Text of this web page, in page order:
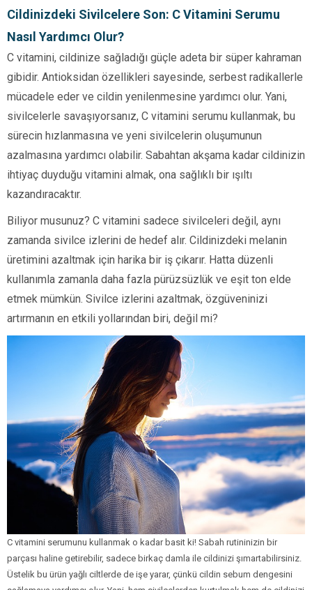
Cildinizdeki Sivilcelere Son: C Vitamini Serumu
Nasıl Yardımcı Olur?
C vitamini, cildinize sağladığı güçle adeta bir süper kahraman
gibidir. Antioksidan özellikleri sayesinde, serbest radikallerle
mücadele eder ve cildin yenilenmesine yardımcı olur. Yani,
sivilcelerle savaşıyorsanız, C vitamini serumu kullanmak, bu
sürecin hızlanmasına ve yeni sivilcelerin oluşumunun
azalmasına yardımcı olabilir. Sabahtan akşama kadar cildinizin
ihtiyaç duyduğu vitamini almak, ona sağlıklı bir ışıltı
kazandıracaktır.
Biliyor musunuz? C vitamini sadece sivilceleri değil, aynı
zamanda sivilce izlerini de hedef alır. Cildinizdeki melanin
üretimini azaltmak için harika bir iş çıkarır. Hatta düzenli
kullanımla zamanla daha fazla pürüzsüzlük ve eşit ton elde
etmek mümkün. Sivilce izlerini azaltmak, özgüveninizi
artırmanın en etkili yollarından biri, değil mi?
C vitamini serumunu kullanmak o kadar basit ki! Sabah rutininizin bir
parçası haline getirebilir, sadece birkaç damla ile cildinizi şımartabilirsiniz.
Üstelik bu ürün yağlı ciltlerde de işe yarar, çünkü cildin sebum dengesini